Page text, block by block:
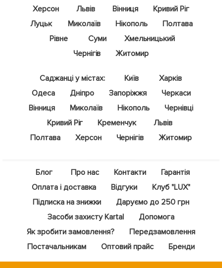
Херсон
Львів Вінниця
Кривий Ріг
Луцьк
Миколаїв Нікополь
Полтава
Рівне
Суми
Хмельницький
Чернігів
Житомир
Саджанці у містах: Київ
Харків
Одеса
Дніпро Запоріжжя
Черкаси
Вінниця
Миколаїв Нікополь
Чернівці
Кривий Ріг
Кременчук
Львів
Полтава
Херсон Чернігів Житомир
Блог Про нас Контакти
Гарантія
Оплата і доставка
Відгуки
Клуб "LUX"
Підписка на знижки
Даруємо до 250 грн
Засоби захисту Kartal
Допомога
Як зробити замовлення?
Передзамовлення
Постачальникам
Оптовий прайс Бренди